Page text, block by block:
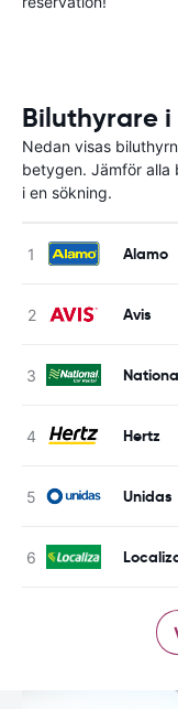
Biluthyrare i
Nedan visas
betygen. Jämför alla
i en sökning.
Alamo
Avis
Hertz
Unidas